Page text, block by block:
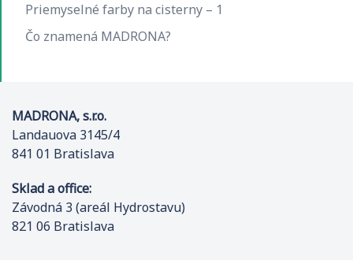
Priemyselné farby na cisterny – 1
Čo znamená MADRONA?
MADRONA, s.r.o.
Landauova 3145/4
841 01 Bratislava
Sklad a office:
Závodná 3 (areál Hydrostavu)
821 06 Bratislava